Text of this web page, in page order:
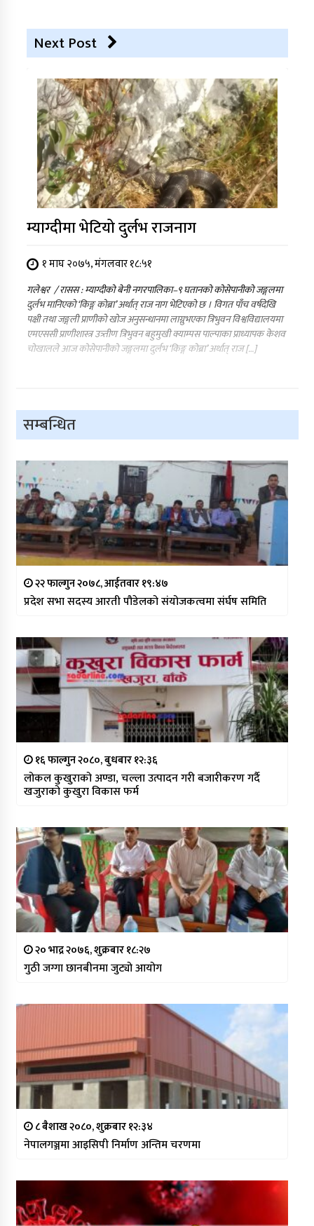
Next Post
म्याग्दीमा भेटियो दुर्लभ राजनाग
१ माघ २०७५, मंगलवार १८:५१
गलेश्वर / रासस : म्याग्दीको बेनी नगरपालिका–९ घतानको कोसेपानीको जङ्गलमा
दुर्लभ मानिएको ‘किङ्ग कोब्रा’ अर्थात् राज नाग भेटिएको छ । विगत पाँच वर्षदेखि
पक्षी तथा जङ्गली प्राणीको खोज अनुसन्धानमा लाग्नुभएका त्रिभुवन विश्वविद्यालयमा
एमएससी प्राणीशास्त्र उत्र्तीण त्रिभुवन बहुमुखी क्याम्पस पाल्पाका प्राध्यापक केशव
चोखालले आज कोसेपानीको जङ्गलमा दुर्लभ ‘किङ्ग कोब्रा’ अर्थात् राज […]
सम्बन्धित
२२ फाल्गुन २०७८, आईतवार १९:४७
प्रदेश सभा सदस्य आरती पौडेलको संयोजकत्वमा संर्घष समिति
१६ फाल्गुन २०८०, बुधबार १२:३६
लोकल कुखुराको अण्डा, चल्ला उत्पादन गरी बजारीकरण गर्दै
खजुराको कुखुरा विकास फर्म
२० भाद्र २०७६, शुक्रबार १८:२७
गुठी जग्गा छानबीनमा जुट्यो आयोग
८ बैशाख २०८०, शुक्रबार १२:३४
नेपालगञ्जमा आइसिपी निर्माण अन्तिम चरणमा